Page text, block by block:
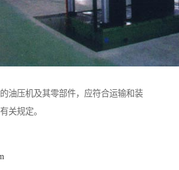
油压机及其零部件，应符合运输和装
关规定。